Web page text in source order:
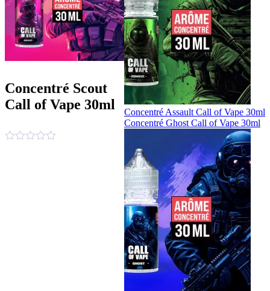
Concentré Assault Call of Vape 30ml
Concentré Ghost Call of Vape 30ml
Concentré Scout
Call of Vape 30ml